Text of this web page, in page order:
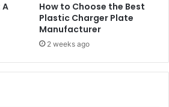
A
How to Choose the Best
Plastic Charger Plate
Manufacturer
2 weeks ago